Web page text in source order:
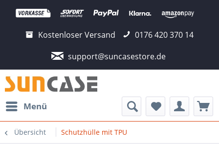
Kostenloser Versand
0176 420 370 14
support@suncasestore.de
Menü
Übersicht Schutzhülle mit TPU